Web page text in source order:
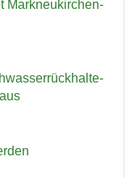
Markneukirchen-​